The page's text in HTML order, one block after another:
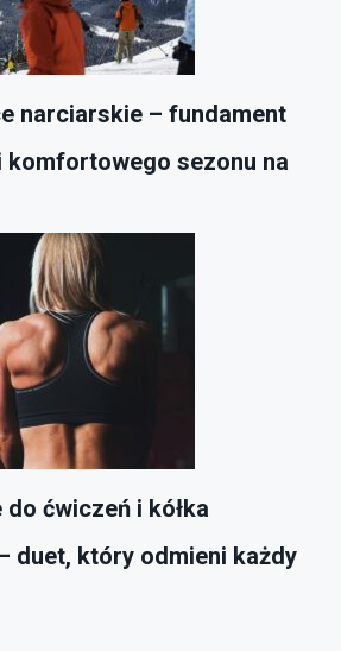
narciarskie – fundament
komfortowego sezonu na
ćwiczeń i kółka
duet, który odmieni każdy